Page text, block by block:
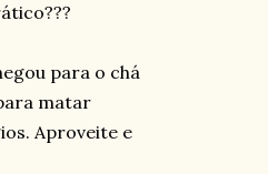
para o chá
matar
Aproveite e